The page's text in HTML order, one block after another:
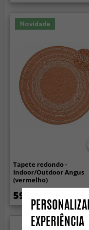
Novidade
Tapete redondo -
Indoor/Outdoor Angus
(vermelho)
59.99 €
EXPERIÊNCIA